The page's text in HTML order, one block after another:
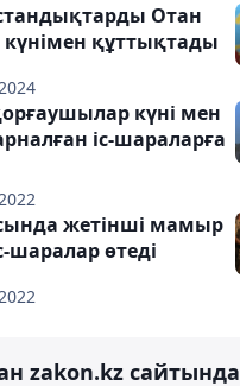
Отан
құттықтады
күні мен
іс-шараларға
жетінші мамыр
шаралар өтеді
zakon.kz сайтында